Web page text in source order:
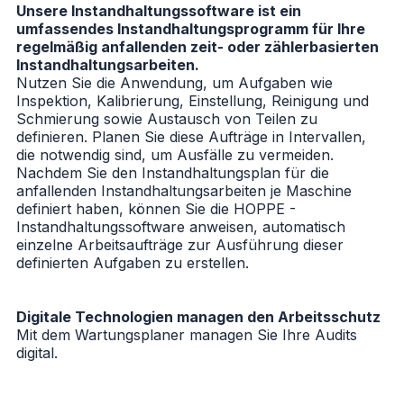
Unsere Instandhaltungssoftware ist ein
umfassendes Instandhaltungsprogramm für Ihre
regelmäßig anfallenden zeit- oder zählerbasierten
Instandhaltungsarbeiten.
Nutzen Sie die Anwendung, um Aufgaben wie
Inspektion, Kalibrierung, Einstellung, Reinigung und
Schmierung sowie Austausch von Teilen zu
definieren. Planen Sie diese Aufträge in Intervallen,
die notwendig sind, um Ausfälle zu vermeiden.
Nachdem Sie den Instandhaltungsplan für die
anfallenden Instandhaltungsarbeiten je Maschine
definiert haben, können Sie die HOPPE -
Instandhaltungssoftware anweisen, automatisch
einzelne Arbeitsaufträge zur Ausführung dieser
definierten Aufgaben zu erstellen.
Digitale Technologien managen den Arbeitsschutz
Mit dem Wartungsplaner managen Sie Ihre Audits
digital.